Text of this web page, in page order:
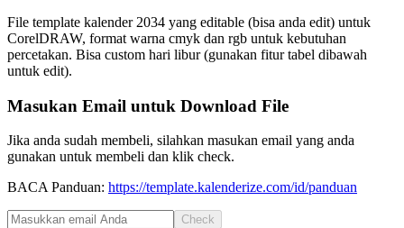
File template kalender 2034 yang editable (bisa anda edit) untuk
CorelDRAW, format warna cmyk dan rgb untuk kebutuhan
percetakan. Bisa custom hari libur (gunakan fitur tabel dibawah
untuk edit).
Masukan Email untuk Download File
Jika anda sudah membeli, silahkan masukan email yang anda
gunakan untuk membeli dan klik check.
BACA Panduan: https://template.kalenderize.com/id/panduan
Check